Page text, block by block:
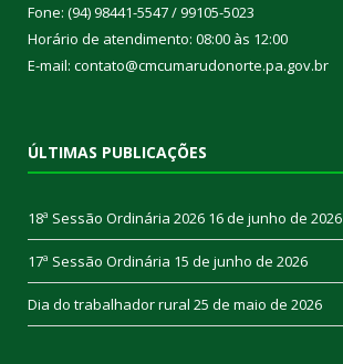
Fone: (94) 98441-5547 / 99105-5023
Horário de atendimento: 08:00 às 12:00
E-mail: contato@cmcumarudonorte.pa.gov.br
ÚLTIMAS PUBLICAÇÕES
18ª Sessão Ordinária 2026 16 de junho de 2026
17ª Sessão Ordinária 15 de junho de 2026
Dia do trabalhador rural 25 de maio de 2026